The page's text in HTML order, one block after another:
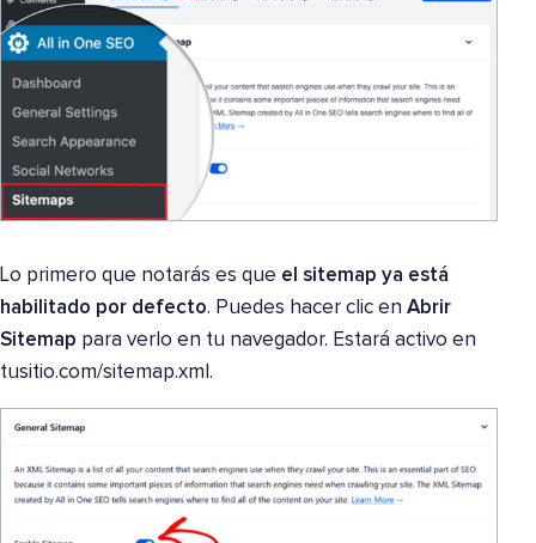
Lo primero que notarás es que el sitemap ya está
habilitado por defecto. Puedes hacer clic en Abrir
Sitemap para verlo en tu navegador. Estará activo en
tusitio.com/sitemap.xml.